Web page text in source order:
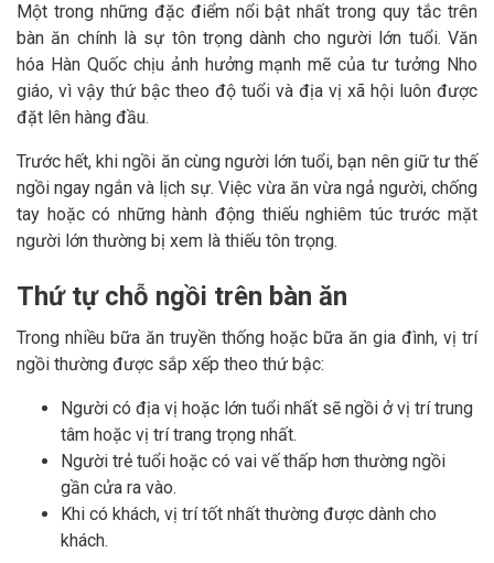
Một trong những đặc điểm nổi bật nhất trong quy tắc trên
bàn ăn chính là sự tôn trọng dành cho người lớn tuổi. Văn
hóa Hàn Quốc chịu ảnh hưởng mạnh mẽ của tư tưởng Nho
giáo, vì vậy thứ bậc theo độ tuổi và địa vị xã hội luôn được
đặt lên hàng đầu.
Trước hết, khi ngồi ăn cùng người lớn tuổi, bạn nên giữ tư thế
ngồi ngay ngắn và lịch sự. Việc vừa ăn vừa ngả người, chống
tay hoặc có những hành động thiếu nghiêm túc trước mặt
người lớn thường bị xem là thiếu tôn trọng.
Thứ tự chỗ ngồi trên bàn ăn
Trong nhiều bữa ăn truyền thống hoặc bữa ăn gia đình, vị trí
ngồi thường được sắp xếp theo thứ bậc:
Người có địa vị hoặc lớn tuổi nhất sẽ ngồi ở vị trí trung
tâm hoặc vị trí trang trọng nhất.
Người trẻ tuổi hoặc có vai vế thấp hơn thường ngồi
gần cửa ra vào.
Khi có khách, vị trí tốt nhất thường được dành cho
khách.